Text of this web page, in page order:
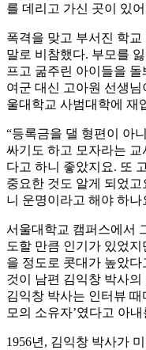
를 데리고 가신 곳이 있
폭격을 맞고 부서진 학
말로 비참했다. 부모를
프고 굶주린 아이들을
여군 대신 고아원 선생
울대학교 사범대학에 재
“등록금을 댈 형편이 아
싸기도 하고 모자라는
다고 하니 좋았지요. 또
중요한 것도 알게 되었
니 운명이라고 해야 하나
서울대학교 캠퍼스에서
도할 만큼 인기가 있었지
을 정도로 콧대가 높았다
것이 남편 김익창 박사
김익창 박사는 인터뷰 때
모의 소유자’였다고 아
1956년, 김익창 박사가